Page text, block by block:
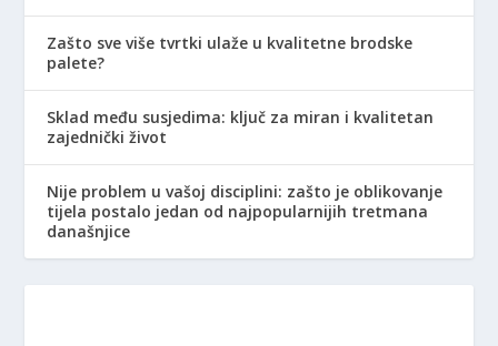
Zašto sve više tvrtki ulaže u kvalitetne brodske
palete?
Sklad među susjedima: ključ za miran i kvalitetan
zajednički život
Nije problem u vašoj disciplini: zašto je oblikovanje
tijela postalo jedan od najpopularnijih tretmana
današnjice